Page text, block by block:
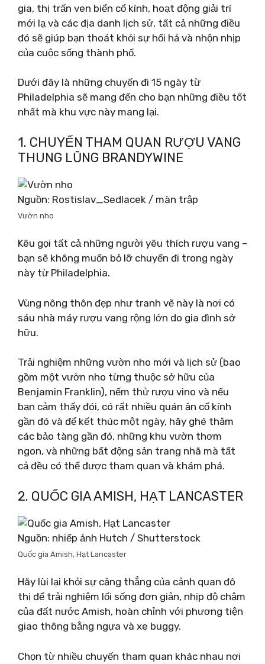
gia, thị trấn ven biển cổ kính, hoạt động giải trí
mới lạ và các địa danh lịch sử, tất cả những điều
đó sẽ giúp bạn thoát khỏi sự hối hả và nhộn nhịp
của cuộc sống thành phố.
Dưới đây là những chuyến đi 15 ngày từ
Philadelphia sẽ mang đến cho bạn những điều tốt
nhất mà khu vực này mang lại.
1. CHUYẾN THAM QUAN RƯỢU VANG
THUNG LŨNG BRANDYWINE
Nguồn: Rostislav_Sedlacek / màn trập
Vườn nho
Kêu gọi tất cả những người yêu thích rượu vang –
bạn sẽ không muốn bỏ lỡ chuyến đi trong ngày
này từ Philadelphia.
Vùng nông thôn đẹp như tranh vẽ này là nơi có
sáu nhà máy rượu vang rộng lớn do gia đình sở
hữu.
Trải nghiệm những vườn nho mới và lịch sử (bao
gồm một vườn nho từng thuộc sở hữu của
Benjamin Franklin), nếm thử rượu vino và nếu
bạn cảm thấy đói, có rất nhiều quán ăn cổ kính
gần đó và để kết thúc một ngày, hãy ghé thăm
các bảo tàng gần đó, những khu vườn thơm
ngon, và những bất động sản trang nhã mà tất
cả đều có thể được tham quan và khám phá.
2. QUỐC GIA AMISH, HẠT LANCASTER
Nguồn: nhiếp ảnh Hutch / Shutterstock
Quốc gia Amish, Hạt Lancaster
Hãy lùi lại khỏi sự căng thẳng của cảnh quan đô
thị để trải nghiệm lối sống đơn giản, nhịp độ chậm
của đất nước Amish, hoàn chỉnh với phương tiện
giao thông bằng ngựa và xe buggy.
Chọn từ nhiều chuyến tham quan khác nhau nơi